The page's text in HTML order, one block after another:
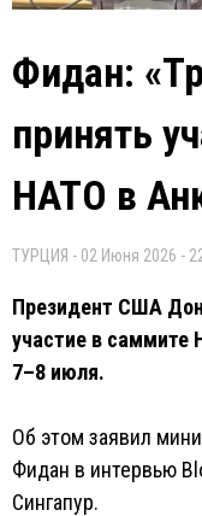
Фидан:
принять
НАТО в
ТУРЦИЯ - 02 Июня 2026 -
Президент США
участие в саммите
7–8 июля.
Об этом заявил
Фидан в интервью
Сингапур.